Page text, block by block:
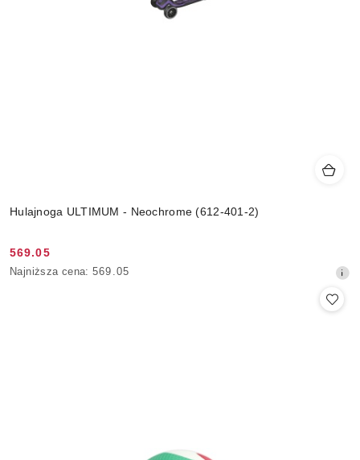
Hulajnoga ULTIMUM - Neochrome (612-401-2)
Cena
promocyjna:
569.05
Najniższa
Najniższa cena: 569.05